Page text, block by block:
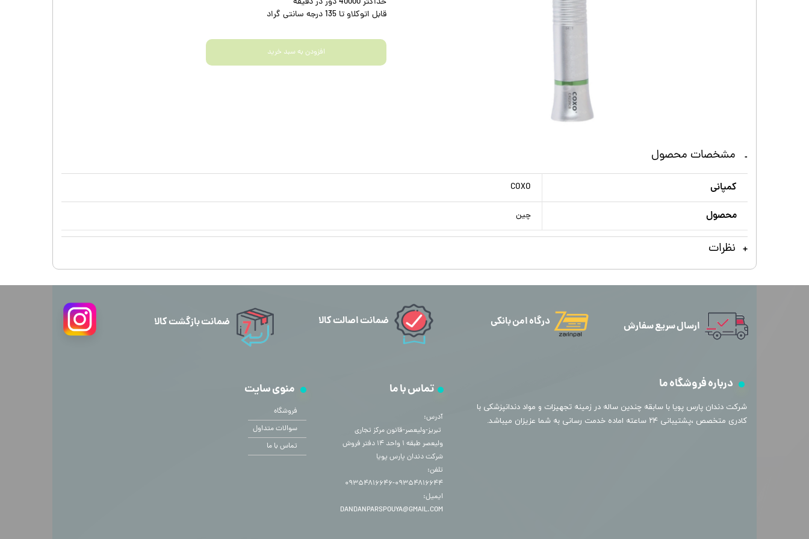
قابل اتوکلاو تا 135 درجه سانتی گراد
افزودن به سبد خرید
مشخصات محصول
کمپانی COXO
محصول چین
نظرات
ارسال سریع سفارش
درباره فروشگاه ما
​شرکت دندان پارس پویا با سابقه چندین ساله در زمینه تجهیزات و مواد دندانپزشکی با
کادری متخصص ،پشتیبانی ۲۴ ساعته اماده خدمت رسانی به شما عزیزان میباشد.
منوی سایت
فروشگاه
سوالات متداول
تماس با ما
تماس با ما
آدرس:
​​​​​​​ تبریز-ولیعصر-قانون مرکز تجاری
ولیعصر طبقه ۱ واحد ۱۴ دفتر فروش
شرکت دندان پارس پویا
تلفن:
۰۹۳۵۴۸۱۶۶۴۴-۰۹۳۵۴۸۱۶۶۴۶
ایمیل:
DANDANPARSPOUYA@GMAIL.COM
درگاه امن بانکی ضمانت اصالت کالا ضمانت بازگشت کالا